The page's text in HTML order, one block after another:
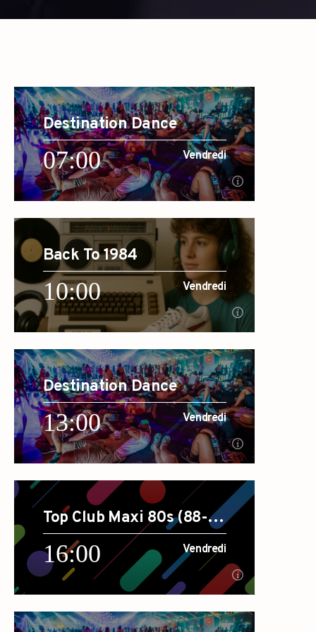
Destination Dance
07:00 Vendredi
07:00 Vendredi
[...]
En savoir plus
Back To 1984
10:00 Vendredi
10:00 Vendredi
[...]
En savoir plus
Destination Dance
13:00 Vendredi
13:00 Vendredi
[...]
En savoir plus
Top Club Maxi 80s (88-
89)
16:00 Vendredi
16:00 Vendredi